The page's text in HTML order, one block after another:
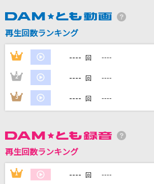
RAICO(雷鼓)
カラオケ最新情報をチェック！
再生回数ランキング
1 ---- 回 ----
2 ---- 回 ----
3 ---- 回 ----
再生回数ランキング
1 ---- 回 ----